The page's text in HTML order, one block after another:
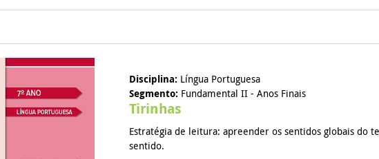
Disciplina: Língua Portuguesa
Segmento: Fundamental II - Anos Finais
Tirinhas
Estratégia de leitura: apreender os sentidos globais do
sentido.